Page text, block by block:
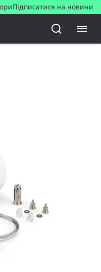
Підписатися на новини